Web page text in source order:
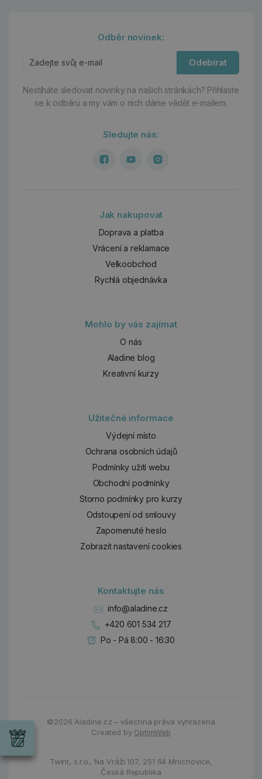
Odběr novinek:
Odebírat
Nestíháte sledovat novinky na našich stránkách? Přihlaste
se k odběru a my vám o nich dáme vědět e-mailem.
Sledujte nás:
Jak nakupovat
Doprava a platba
Vrácení a reklamace
Velkoobchod
Rychlá objednávka
Mohlo by vás zajímat
O nás
Aladine blog
Kreativní kurzy
Užitečné informace
Výdejní místo
Ochrana osobních údajů
Podmínky užití webu
Obchodní podmínky
Storno podmínky pro kurzy
Odstoupení od smlouvy
Zapomenuté heslo
Zobrazit nastavení cookies
Kontaktujte nás
info@aladine.cz
+420 601 534 217
Po - Pá 8:00 - 16:30
©2026 Aladine.cz – všechna práva vyhrazena
Created by OptimWeb
Twint, s.r.o., Na Vráži 107, 251 64 Mnichovice,
Česká Republika
Wrendale
příležitost
Chci si vybrat